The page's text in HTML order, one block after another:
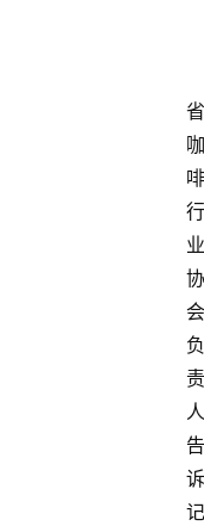
省
咖
啡
行
业
协
会
负
责
人
告
诉
记